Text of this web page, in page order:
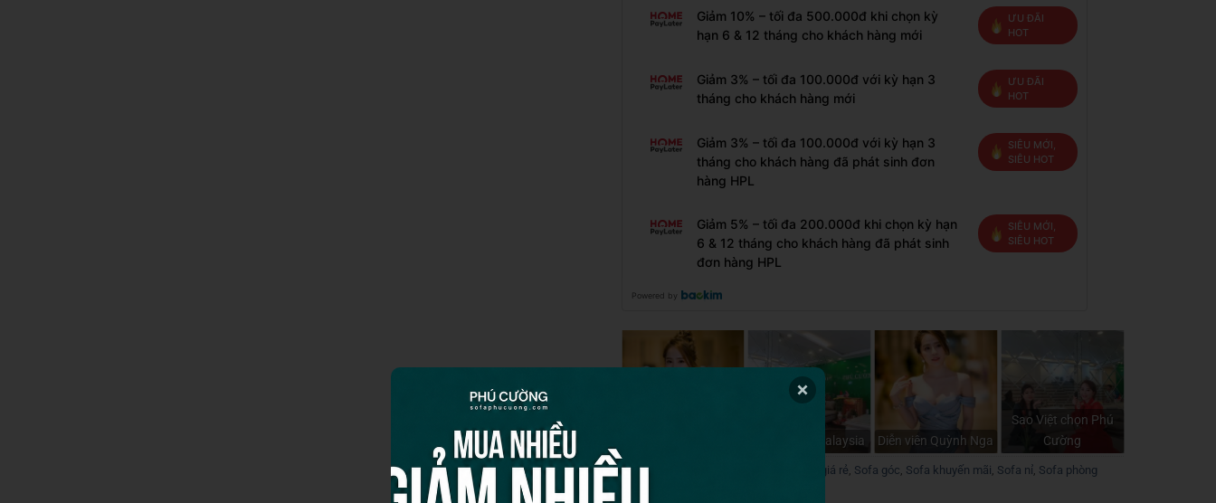
Giảm 10% – tối đa 500.000đ khi chọn kỳ
hạn 6 & 12 tháng cho khách hàng mới
ƯU ĐÃI
HOT
Giảm 3% – tối đa 100.000đ với kỳ hạn 3
tháng cho khách hàng mới
ƯU ĐÃI
HOT
Giảm 3% – tối đa 100.000đ với kỳ hạn 3
tháng cho khách hàng đã phát sinh đơn
hàng HPL
SIÊU MỚI,
SIÊU HOT
Giảm 5% – tối đa 200.000đ khi chọn kỳ hạn
6 & 12 tháng cho khách hàng đã phát sinh
đơn hàng HPL
SIÊU MỚI,
SIÊU HOT
Powered by
Việt Nam - Malaysia Diễn viên Quỳnh Nga
Sao Việt chọn Phú
Cường
Danh mục: Sofa giá rẻ Sofa góc Sofa khuyến mãi Sofa nỉ Sofa phòng